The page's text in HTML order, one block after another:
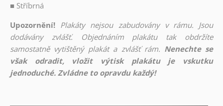
■ Stříbrná
Upozornění! Plakáty nejsou zabudovány v rámu. Jsou
dodávány zvlášť. Objednáním plakátu tak obdržíte
samostatně vytištěný plakát a zvlášť rám. Nenechte se
však odradit, vložit výtisk plakátu je vskutku
jednoduché. Zvládne to opravdu každý!